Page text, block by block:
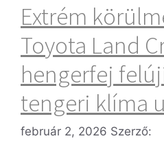
Extrém
Toyota Land
hengerfej
tengeri klíma
február 2, 2026 Szerző: